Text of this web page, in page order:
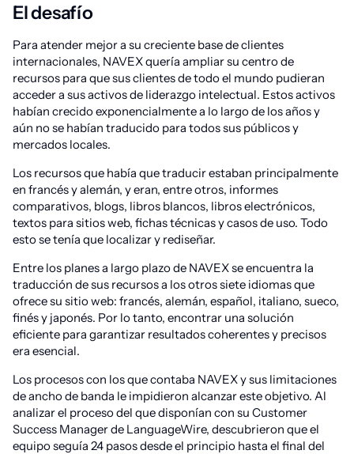
El desafío
Para atender mejor a su creciente base de clientes
internacionales, NAVEX quería ampliar su centro de
recursos para que sus clientes de todo el mundo pudieran
acceder a sus activos de liderazgo intelectual. Estos activos
habían crecido exponencialmente a lo largo de los años y
aún no se habían traducido para todos sus públicos y
mercados locales.
Los recursos que había que traducir estaban principalmente
en francés y alemán, y eran, entre otros, informes
comparativos, blogs, libros blancos, libros electrónicos,
textos para sitios web, fichas técnicas y casos de uso. Todo
esto se tenía que localizar y rediseñar.
Entre los planes a largo plazo de NAVEX se encuentra la
traducción de sus recursos a los otros siete idiomas que
ofrece su sitio web: francés, alemán, español, italiano, sueco,
finés y japonés. Por lo tanto, encontrar una solución
eficiente para garantizar resultados coherentes y precisos
era esencial.
Los procesos con los que contaba NAVEX y sus limitaciones
de ancho de banda le impidieron alcanzar este objetivo. Al
analizar el proceso del que disponían con su Customer
Success Manager de LanguageWire, descubrieron que el
equipo seguía 24 pasos desde el principio hasta el final del